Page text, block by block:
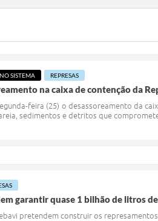
SISTEMA REPRESAS
na caixa de contenção da
feira (25) o desassoreamento da
sedimentos e detritos que
garantir quase 1 bilhão de litros
pretendem construir os